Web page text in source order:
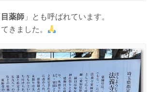
目薬師 」とも呼ばれています。
きました。